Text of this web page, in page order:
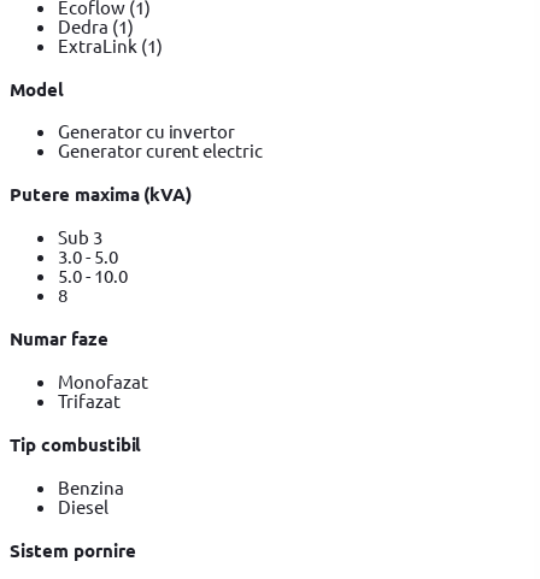
Ecoflow (1)
Dedra (1)
ExtraLink (1)
Model
Generator cu invertor
Generator curent electric
Putere maxima (kVA)
Sub 3
3.0 - 5.0
5.0 - 10.0
8
Numar faze
Monofazat
Trifazat
Tip combustibil
Benzina
Diesel
Sistem pornire